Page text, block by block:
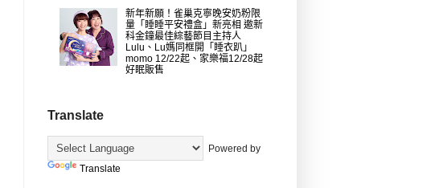
新年新願！雀巢克寧晚安奶粉限
量「睡睡平安禮盒」新亮相 邀新
科金鐘最佳綜藝節目主持人
Lulu、Lu媽同框開「睡衣趴」
momo 12/22起、家樂福12/28起
好眠販售
Translate
Powered by
Translate